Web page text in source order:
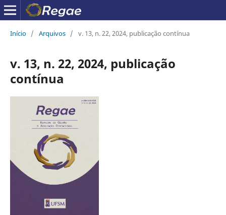
Início / Arquivos / v. 13, n. 22, 2024, publicação contínua
v. 13, n. 22, 2024, publicação
contínua